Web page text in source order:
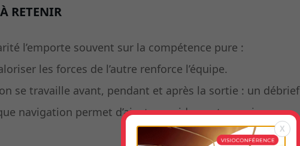
RETENIR
l’emporte souvent sur la compétence pure :
les forces de l’autre renforce l’équipe.
se travaille avant, pendant et après la sortie : un débrief
navigation permet d’ajuster rapidement ce qui ne va
X